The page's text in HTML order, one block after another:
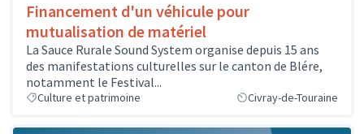
Financement d'un véhicule pour
mutualisation de matériel
La Sauce Rurale Sound System organise depuis 15 ans
des manifestations culturelles sur le canton de Blére,
notamment le Festival...
Culture et patrimoine Civray-de-Touraine